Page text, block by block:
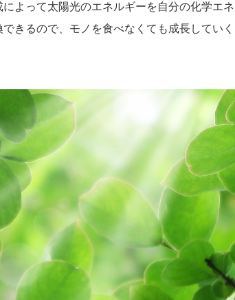
よって太陽光のエネルギーを自分の化学エネ
きるので、モノを食べなくても成長していく